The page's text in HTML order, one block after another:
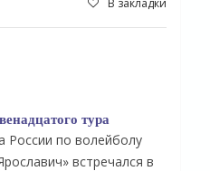
тура
России по волейболу
встречался в